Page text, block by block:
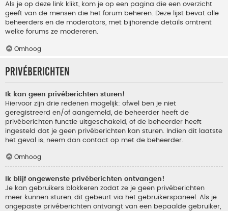
Als je op deze link klikt, kom je op een pagina die een overzicht
geeft van de mensen die het forum beheren. Deze lijst bevat alle
beheerders en de moderators, met bijhorende details omtrent
welke forums ze modereren.
Omhoog
Privéberichten
Ik kan geen privéberichten sturen!
Hiervoor zijn drie redenen mogelijk: ofwel ben je niet
geregistreerd en/of aangemeld, de beheerder heeft de
privéberichten functie uitgeschakeld, of de beheerder heeft
ingesteld dat je geen privéberichten kan sturen. Indien dit laatste
het geval is, neem dan contact op met de beheerder.
Omhoog
Ik blijf ongewenste privéberichten ontvangen!
Je kan gebruikers blokkeren zodat ze je geen privéberichten
meer kunnen sturen, dit gebeurt via het gebruikerspaneel. Als je
ongepaste privéberichten ontvangt van een bepaalde gebruiker,